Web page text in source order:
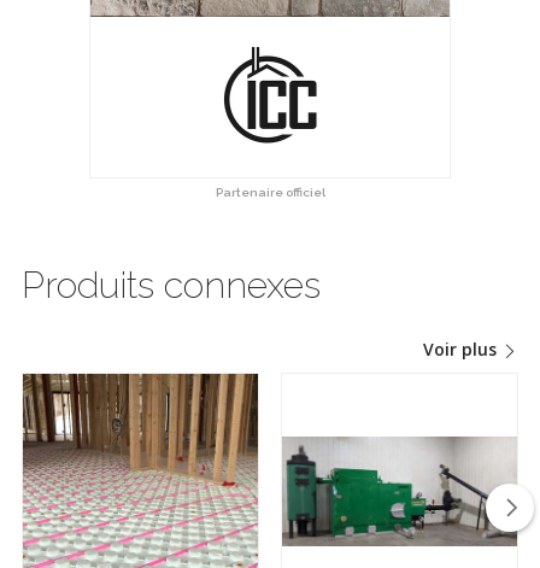
Partenaire officiel
Produits connexes
Voir plus